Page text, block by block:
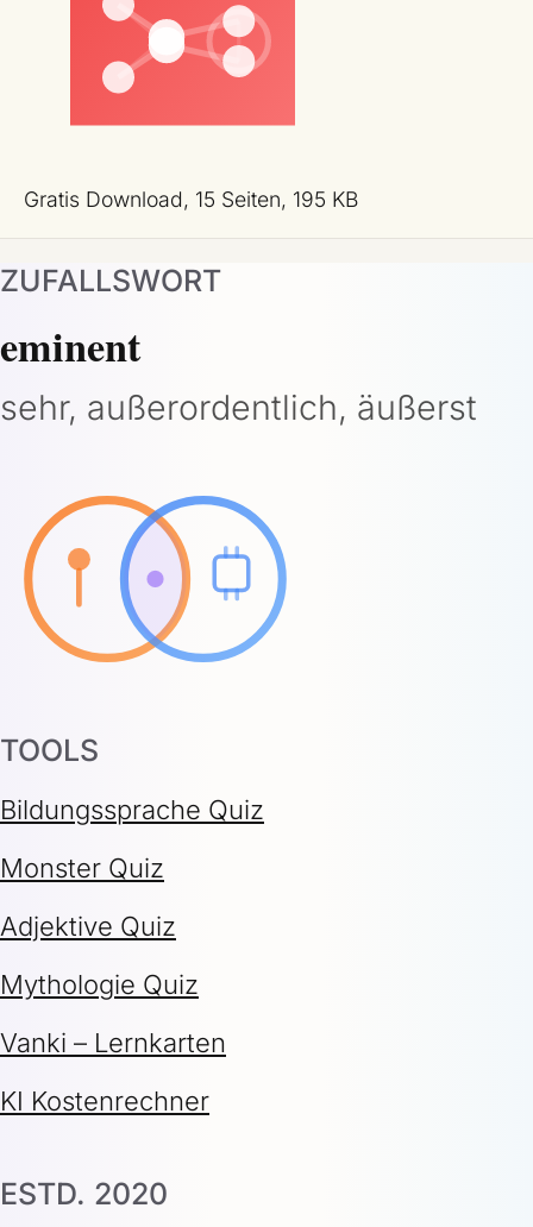
Gratis Download, 15 Seiten, 195 KB
ZUFALLSWORT
eminent
sehr, außerordentlich, äußerst
TOOLS
Bildungssprache Quiz
Monster Quiz
Adjektive Quiz
Mythologie Quiz
Vanki – Lernkarten
KI Kostenrechner
ESTD. 2020